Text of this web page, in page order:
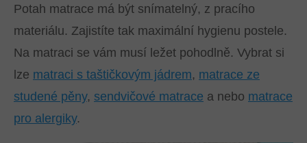
Potah matrace má být snímatelný, z pracího
materiálu. Zajistíte tak maximální hygienu postele.
Na matraci se vám musí ležet pohodlně. Vybrat si
lze matraci s taštičkovým jádrem, matrace ze
studené pěny, sendvičové matrace a nebo matrace
pro alergiky.